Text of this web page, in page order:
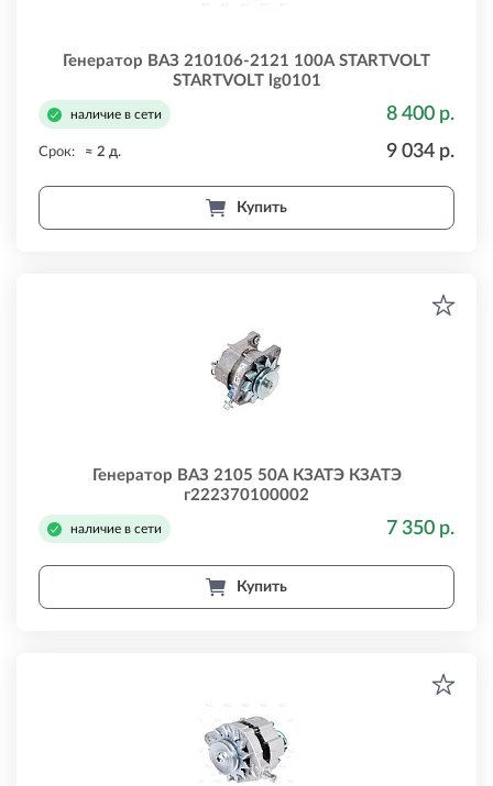
Генератор ВАЗ 210106-2121 100А STARTVOLT
STARTVOLT lg0101
наличие в сети 8 400 р.
Срок: ≈ 2 д. 9 034 р.
Купить
Генератор ВАЗ 2105 50А КЗАТЭ КЗАTЭ
г222370100002
наличие в сети 7 350 р.
Купить